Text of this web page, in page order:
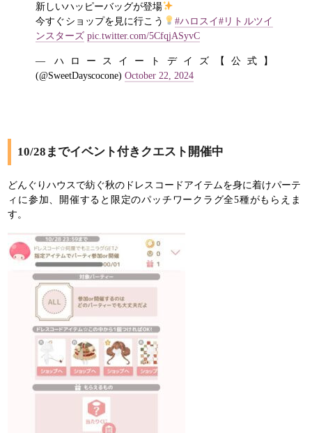
新しいハッピーバッグが登場
今すぐショップを見に行こう
#ハロスイ#リトルツイ
ンスターズ pic.twitter.com/5CfqjASyvC
— ハロースイートデイズ【公式】
(@SweetDayscocone)October 22, 2024
10/28までイベント付きクエスト開催中
どんぐりハウスで紡ぐ秋のドレスコードアイテムを身に着けパーテ
ィに参加、開催すると限定のパッチワークラグ全5種がもらえま
す。